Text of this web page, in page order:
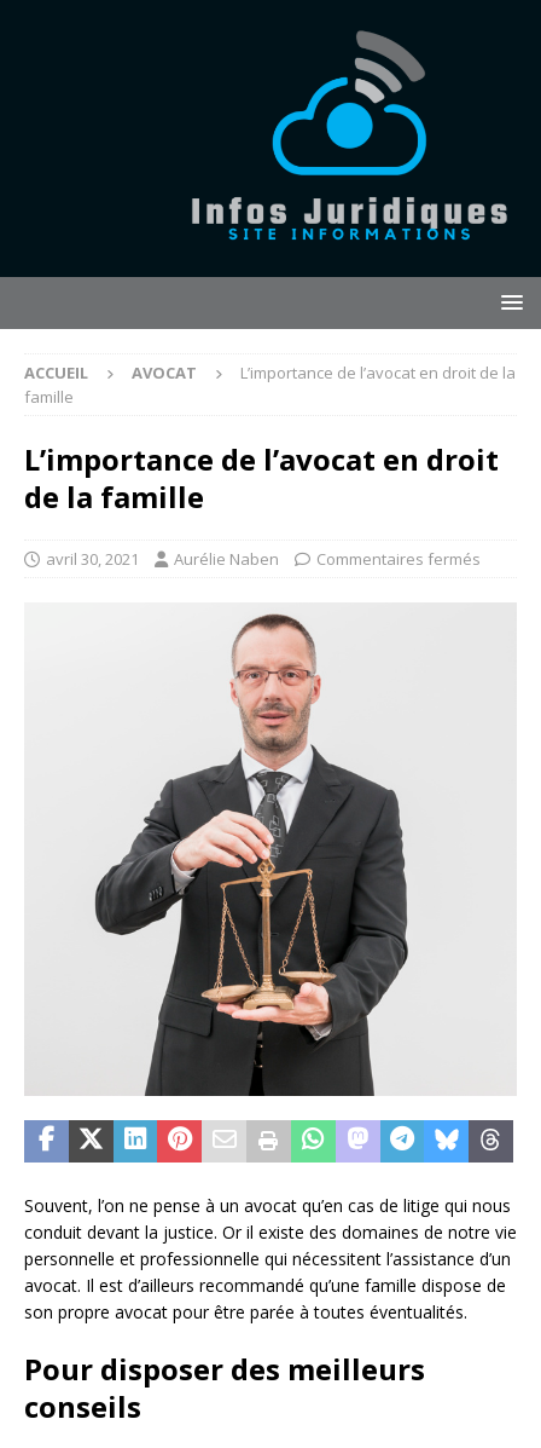
ACCUEIL AVOCAT
L’importance de l’avocat en droit de la
famille
L’importance de l’avocat en droit
de la famille
avril 30, 2021 Aurélie Naben Commentaires fermés
Souvent, l’on ne pense à un avocat qu’en cas de litige qui nous
conduit devant la justice. Or il existe des domaines de notre vie
personnelle et professionnelle qui nécessitent l’assistance d’un
avocat. Il est d’ailleurs recommandé qu’une famille dispose de
son propre avocat pour être parée à toutes éventualités.
Pour disposer des meilleurs
conseils